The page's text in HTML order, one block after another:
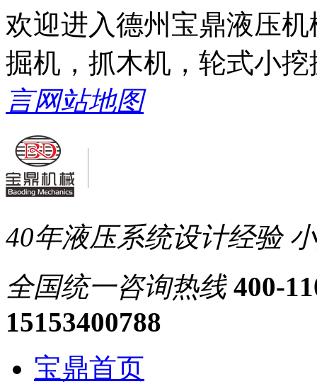
欢迎进入德州宝鼎液压
掘机，抓木机，轮式小
言网站地图
40年液压系统设计经验
全国统一咨询热线 400-
15153400788
宝鼎首页